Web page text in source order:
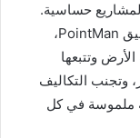
حساسية.
ومن خلال دمج تقنية “فلوك” الدقيقة مع تطبيق PointMan،
وتتبعها
وتجنب التكاليف
ملموسة في كل